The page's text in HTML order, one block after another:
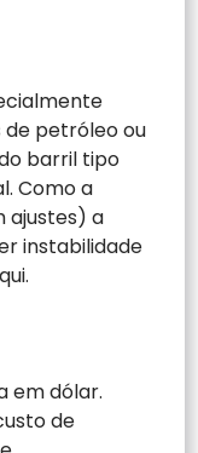
petróleo ou
barril tipo
Como a
ajustes) a
instabilidade
em dólar.
de